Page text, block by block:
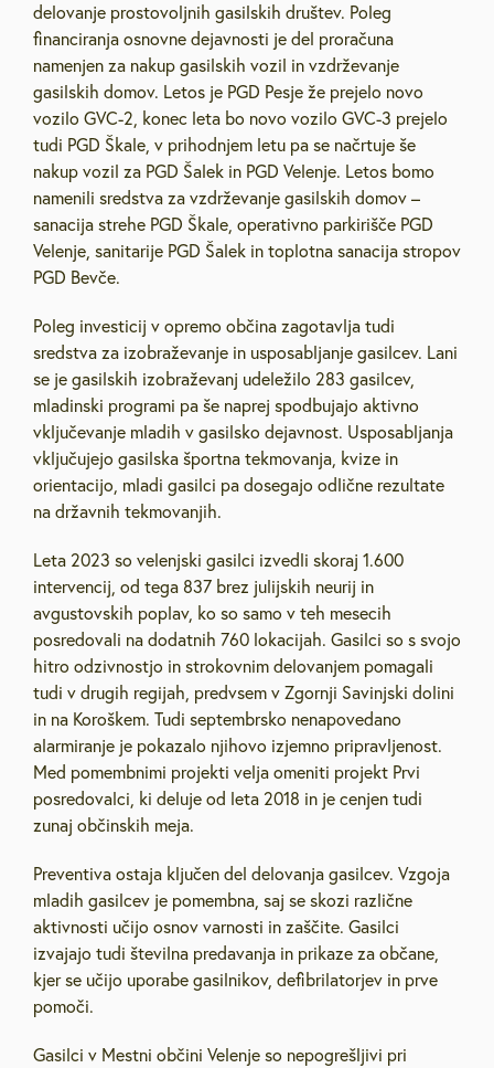
delovanje prostovoljnih gasilskih društev. Poleg
financiranja osnovne dejavnosti je del proračuna
namenjen za nakup gasilskih vozil in vzdrževanje
gasilskih domov. Letos je PGD Pesje že prejelo novo
vozilo GVC-2, konec leta bo novo vozilo GVC-3 prejelo
tudi PGD Škale, v prihodnjem letu pa se načrtuje še
nakup vozil za PGD Šalek in PGD Velenje. Letos bomo
namenili sredstva za vzdrževanje gasilskih domov –
sanacija strehe PGD Škale, operativno parkirišče PGD
Velenje, sanitarije PGD Šalek in toplotna sanacija stropov
PGD Bevče.
Poleg investicij v opremo občina zagotavlja tudi
sredstva za izobraževanje in usposabljanje gasilcev. Lani
se je gasilskih izobraževanj udeležilo 283 gasilcev,
mladinski programi pa še naprej spodbujajo aktivno
vključevanje mladih v gasilsko dejavnost. Usposabljanja
vključujejo gasilska športna tekmovanja, kvize in
orientacijo, mladi gasilci pa dosegajo odlične rezultate
na državnih tekmovanjih.
Leta 2023 so velenjski gasilci izvedli skoraj 1.600
intervencij, od tega 837 brez julijskih neurij in
avgustovskih poplav, ko so samo v teh mesecih
posredovali na dodatnih 760 lokacijah. Gasilci so s svojo
hitro odzivnostjo in strokovnim delovanjem pomagali
tudi v drugih regijah, predvsem v Zgornji Savinjski dolini
in na Koroškem. Tudi septembrsko nenapovedano
alarmiranje je pokazalo njihovo izjemno pripravljenost.
Med pomembnimi projekti velja omeniti projekt Prvi
posredovalci, ki deluje od leta 2018 in je cenjen tudi
zunaj občinskih meja.
Preventiva ostaja ključen del delovanja gasilcev. Vzgoja
mladih gasilcev je pomembna, saj se skozi različne
aktivnosti učijo osnov varnosti in zaščite. Gasilci
izvajajo tudi številna predavanja in prikaze za občane,
kjer se učijo uporabe gasilnikov, defibrilatorjev in prve
pomoči.
Gasilci v Mestni občini Velenje so nepogrešljivi pri